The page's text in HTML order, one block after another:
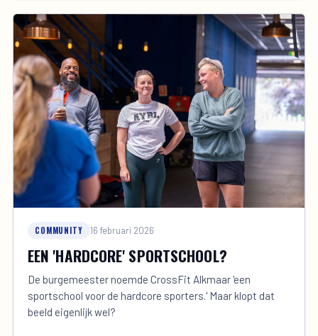
COMMUNITY 16 februari 2026
EEN 'HARDCORE' SPORTSCHOOL?
De burgemeester noemde CrossFit Alkmaar 'een
sportschool voor de hardcore sporters.' Maar klopt dat
beeld eigenlijk wel?